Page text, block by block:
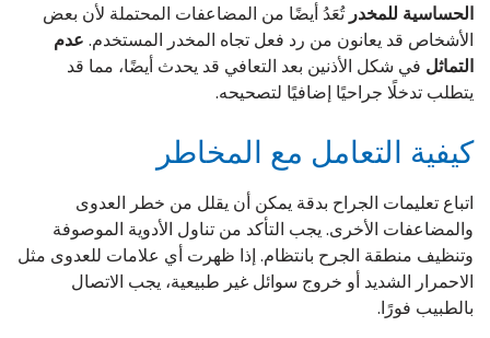
الحساسية للمخدر تُعَدُ أيضًا من المضاعفات المحتملة لأن بعض
الأشخاص قد يعانون من رد فعل تجاه المخدر المستخدم. عدم
التماثل في شكل الأذنين بعد التعافي قد يحدث أيضًا، مما قد
يتطلب تدخلًا جراحيًا إضافيًا لتصحيحه.
كيفية التعامل مع المخاطر
اتباع تعليمات الجراح بدقة يمكن أن يقلل من خطر العدوى
والمضاعفات الأخرى. يجب التأكد من تناول الأدوية الموصوفة
وتنظيف منطقة الجرح بانتظام. إذا ظهرت أي علامات للعدوى مثل
الاحمرار الشديد أو خروج سوائل غير طبيعية، يجب الاتصال
بالطبيب فورًا.